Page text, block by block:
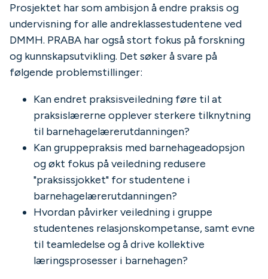
Prosjektet har som ambisjon å endre praksis og
undervisning for alle andreklassestudentene ved
DMMH. PRABA har også stort fokus på forskning
og kunnskapsutvikling. Det søker å svare på
følgende problemstillinger:
Kan endret praksisveiledning føre til at
praksislærerne opplever sterkere tilknytning
til barnehagelærerutdanningen?
Kan gruppepraksis med barnehageadopsjon
og økt fokus på veiledning redusere
"praksissjokket" for studentene i
barnehagelærerutdanningen?
Hvordan påvirker veiledning i gruppe
studentenes relasjonskompetanse, samt evne
til teamledelse og å drive kollektive
læringsprosesser i barnehagen?